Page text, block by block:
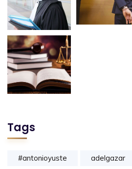
Tags
#antonioyuste adelgazar